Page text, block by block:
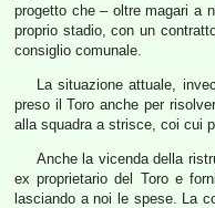
progetto che – oltre magari a
proprio stadio, con un
consiglio comunale.
La situazione attuale,
preso il Toro anche per
alla squadra a strisce, coi cui
Anche la vicenda della
ex proprietario del Toro e
lasciando a noi le spese. La